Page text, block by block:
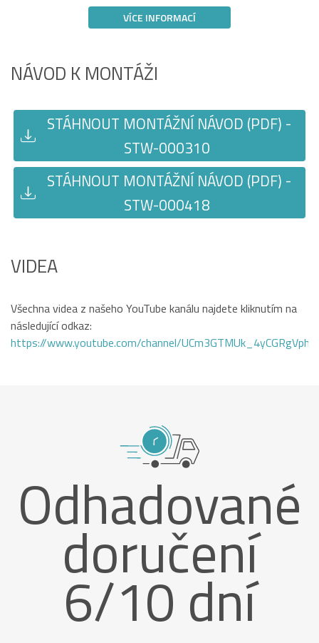
VÍCE INFORMACÍ
NÁVOD K MONTÁŽI
STÁHNOUT MONTÁŽNÍ NÁVOD (PDF) -
STW-000310
STÁHNOUT MONTÁŽNÍ NÁVOD (PDF) -
STW-000418
VIDEA
Všechna videa z našeho YouTube kanálu najdete kliknutím na
následující odkaz:
https://www.youtube.com/channel/
Odhadované
doručení
6/10 dní